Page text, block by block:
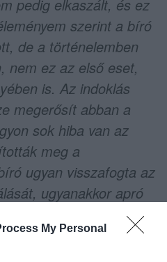
My Personal
pedig elkaszált, és ez
szerint a bíró
de a történelemben
nem ez az első eset,
is. Az indoklás
megerősít abban a
sok hiba van az
meg a
ugyan visszafogta az
ugyanakkor apró
és feltételezéseket
döntött.